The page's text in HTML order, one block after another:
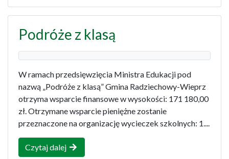
Podróże z klasą
W ramach przedsięwzięcia Ministra Edukacji pod
nazwą „Podróże z klasą” Gmina Radziechowy-Wieprz
otrzyma wsparcie finansowe w wysokości: 171 180,00
zł. Otrzymane wsparcie pieniężne zostanie
przeznaczone na organizację wycieczek szkolnych: 1....
Czytaj dalej